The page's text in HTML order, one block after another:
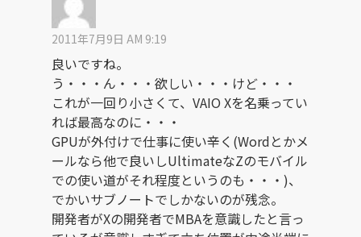
2011年7月9日 AM 9:19
良いですね。
う・・・ん・・・欲しい・・・けど・・・
これが一回り小さくて、VAIO Xを名乗ってい
れば最高なのに・・・
GPUが外付けで仕事に使い辛く(Wordとかメ
ールなら他で良いしUltimateなZのモバイル
での使い道がそれ程度というのも・・・)、
でかいサブノートでしかないのが残念。
開発者がXの開発者でMBAを意識したと言っ